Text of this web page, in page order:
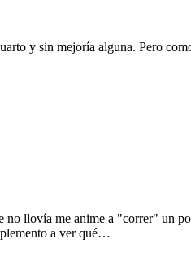
y sin mejoría alguna. Pero
llovía me anime a "correr" un
a ver qué…